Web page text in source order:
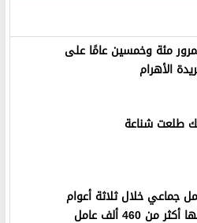
مئة وخمسين عامًا على
الأهرام
طلعت شناعة
جماعي خلال ثلاثة أعوام
استفاد منها أكثر من 460 ألف عامل